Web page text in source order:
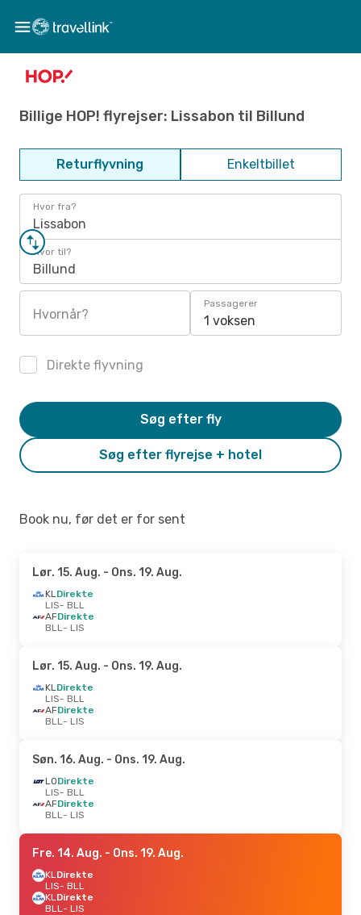
Billige HOP! flyrejser: Lissabon til Billund
Returflyvning Enkeltbillet
Hvor fra?
Lissabon
Hvor til?
Billund
Hvornår?
Passagerer
1 voksen
Direkte flyvning
Søg efter flyrejse + hotel
Søg efter fly
Book nu, før det er for sent
Lør. 15. Aug. - Ons. 19. Aug.
KLDirekte
LIS- BLL
AFDirekte
BLL- LIS
Lør. 15. Aug. - Ons. 19. Aug.
KLDirekte
LIS- BLL
AFDirekte
BLL- LIS
Søn. 16. Aug. - Ons. 19. Aug.
LODirekte
LIS- BLL
AFDirekte
BLL- LIS
Fre. 14. Aug. - Ons. 19. Aug.
KLDirekte
LIS- BLL
KLDirekte
BLL- LIS